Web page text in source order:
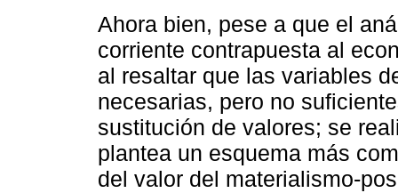
Ahora bien, pese a que el
corriente contrapuesta al
al resaltar que las variables
necesarias, pero no
sustitución de valores; se
plantea un esquema más
del valor del materialismo-